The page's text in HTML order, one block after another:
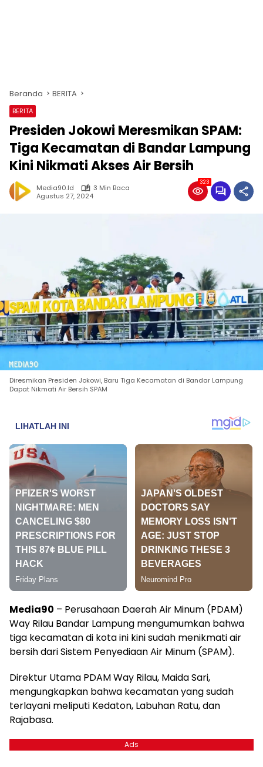
Beranda BERITA
BERITA
Presiden Jokowi Meresmikan SPAM:
Tiga Kecamatan di Bandar Lampung
Kini Nikmati Akses Air Bersih
Media90.id
3 Min Baca
Agustus 27, 2024
323
Diresmikan Presiden Jokowi, Baru Tiga Kecamatan di Bandar Lampung
Dapat Nikmati Air Bersih SPAM
Media90 – Perusahaan Daerah Air Minum (PDAM)
Way Rilau Bandar Lampung mengumumkan bahwa
tiga kecamatan di kota ini kini sudah menikmati air
bersih dari Sistem Penyediaan Air Minum (SPAM).
Direktur Utama PDAM Way Rilau, Maida Sari,
mengungkapkan bahwa kecamatan yang sudah
terlayani meliputi Kedaton, Labuhan Ratu, dan
Rajabasa.
Ads